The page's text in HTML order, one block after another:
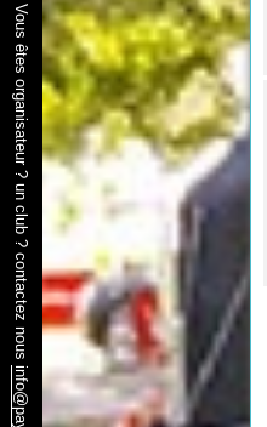
Vous êtes organisateur ? un club ? contactez nous